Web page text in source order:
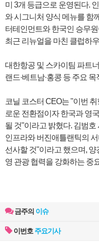
미 3개 등급으로 운영된다.
와 시그니처 양식 메뉴를 함
터테인먼트와 한국인 승무
최근 리뉴얼을 마친 클럽하
대한항공 및 스카이팀 파트
랜드·베트남·홍콩 등 주요
코닐 코스터 CEO는 "이번
로운 전환점이자 한국과 영
될 것"이라고 밝혔다. 김범
인프라와 버진애틀랜틱의
선사할 것"이라고 했으며, 양
영 관광 협력을 강화하는 중
금주의 이슈
이번호 주요기사